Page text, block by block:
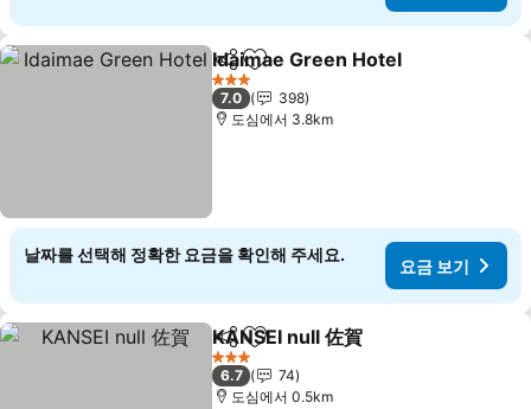
공유 즐겨찾기에 추가
Idaimae Green Hotel
3 성급
7.0
398
도심에서 3.8km
날짜를 선택해 정확한 요금을 확인해 주세요.
요금 보기
공유 즐겨찾기에 추가
KANSEI null 佐賀
3 성급
6.7
74
도심에서 0.5km